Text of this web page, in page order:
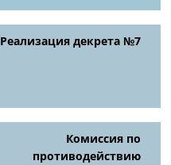
Реализация декрета №7
Комиссия по
противодействию